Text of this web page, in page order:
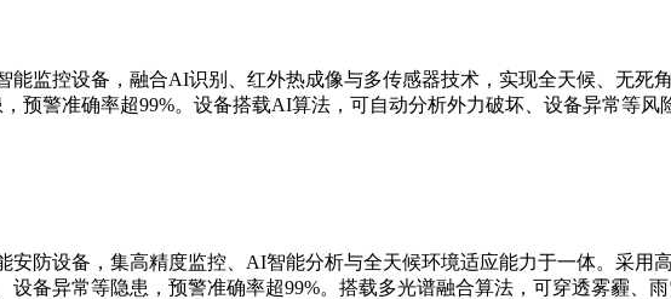
监控设备，融合AI识别、红外热成像与多传感器技术，实现全天候、无死
预警准确率超99%。设备搭载AI算法，可自动分析外力破坏、设备异常等风
防设备，集高精度监控、AI智能分析与全天候环境适应能力于一体。采用
备异常等隐患，预警准确率超99%。搭载多光谱融合算法，可穿透雾霾、